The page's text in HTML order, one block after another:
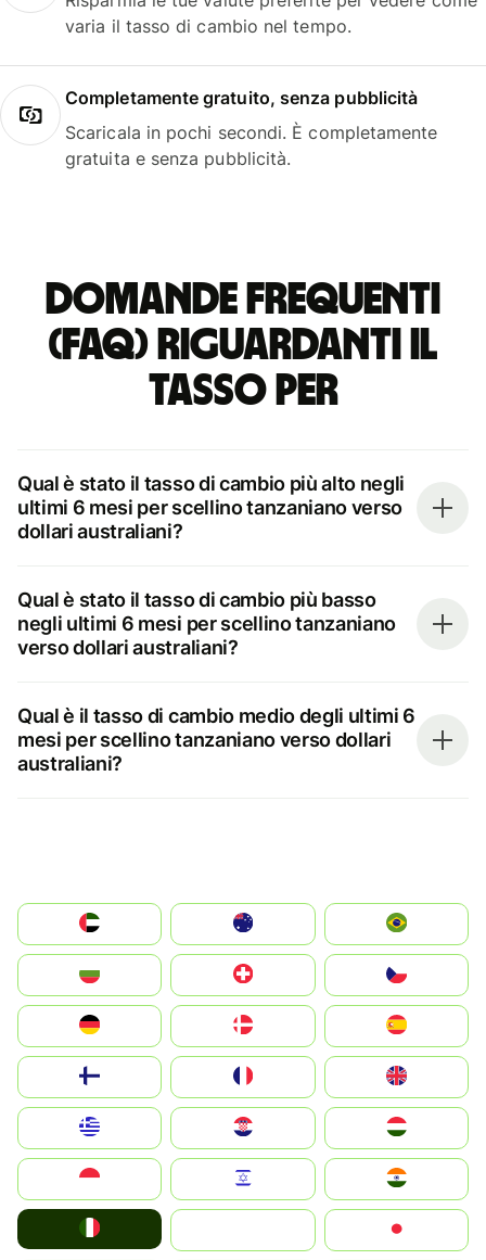
varia il tasso di cambio nel tempo.
Completamente gratuito, senza pubblicità
Scaricala in pochi secondi. È completamente
gratuita e senza pubblicità.
Domande frequenti
(FAQ) riguardanti il
tasso per
Qual è stato il tasso di cambio più alto negli
ultimi 6 mesi per scellino tanzaniano verso
dollari australiani?
Qual è stato il tasso di cambio più basso
negli ultimi 6 mesi per scellino tanzaniano
verso dollari australiani?
Qual è il tasso di cambio medio degli ultimi 6
mesi per scellino tanzaniano verso dollari
australiani?
الإمارات العربية المتحدة
Switzerland
Deutschland
United Kingdom
Magyarország